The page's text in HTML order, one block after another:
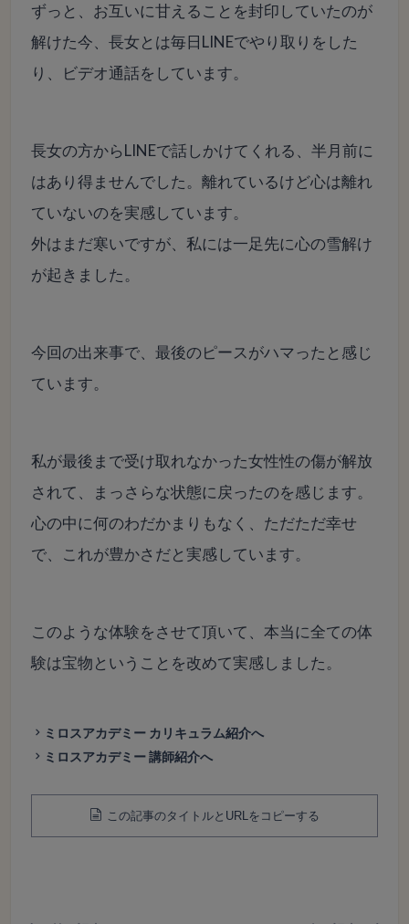
ずっと、お互いに甘えることを封印していたのが
解けた今、長女とは毎日LINEでやり取りをした
り、ビデオ通話をしています。
長女の方からLINEで話しかけてくれる、半月前に
はあり得ませんでした。離れているけど心は離れ
ていないのを実感しています。
外はまだ寒いですが、私には一足先に心の雪解け
が起きました。
今回の出来事で、最後のピースがハマったと感じ
ています。
私が最後まで受け取れなかった女性性の傷が解放
されて、まっさらな状態に戻ったのを感じます。
心の中に何のわだかまりもなく、ただただ幸せ
で、これが豊かさだと実感しています。
このような体験をさせて頂いて、本当に全ての体
験は宝物ということを改めて実感しました。
ミロスアカデミー カリキュラム紹介へ
ミロスアカデミー 講師紹介へ
この記事のタイトルとURLをコピーする